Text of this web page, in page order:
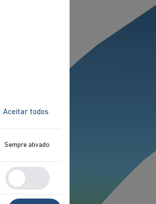
Aceitar todos
Sempre ativado